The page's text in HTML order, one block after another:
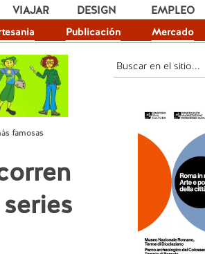
Publicación Mercado
VIAJAR DESIGN EMPLEO
famosas